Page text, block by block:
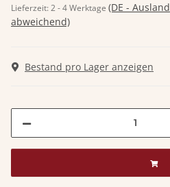
Lieferzeit: 2 - 4 Werktage (DE - Ausland
abweichend)
Bestand pro Lager anzeigen